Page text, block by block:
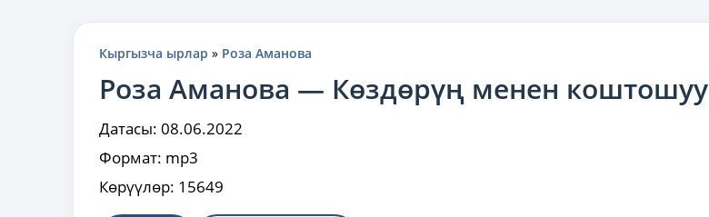
Кыргызча ырлар » Роза Аманова
Роза Аманова — Көздөрүң менен коштошуу
Датасы: 08.06.2022
Формат: mp3
Көрүүлөр: 15649